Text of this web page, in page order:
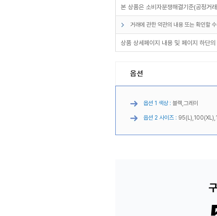
본 상품은 소비자분쟁해결기준(공정거
거래에 관한 약관의 내용 또는 확인할
상품 상세페이지 내용 및 페이지 하단
옵션
옵션 1 색상 : 블랙,그레이
옵션 2 사이즈 :